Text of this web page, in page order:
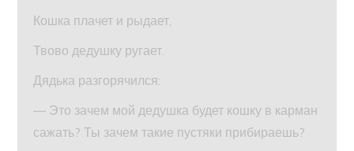
Кошка плачет и рыдает,
Твово дедушку ругает.
Дядька разгорячился:
— Это зачем мой дедушка будет кошку в карман
сажать? Ты зачем такие пустяки прибираешь?